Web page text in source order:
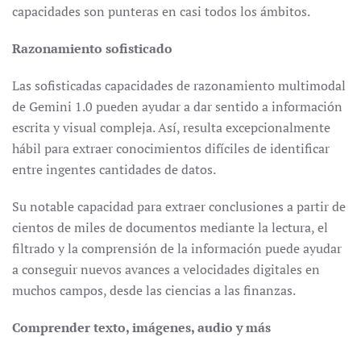
capacidades son punteras en casi todos los ámbitos.
Razonamiento sofisticado
Las sofisticadas capacidades de razonamiento multimodal
de Gemini 1.0 pueden ayudar a dar sentido a información
escrita y visual compleja. Así, resulta excepcionalmente
hábil para extraer conocimientos difíciles de identificar
entre ingentes cantidades de datos.
Su notable capacidad para extraer conclusiones a partir de
cientos de miles de documentos mediante la lectura, el
filtrado y la comprensión de la información puede ayudar
a conseguir nuevos avances a velocidades digitales en
muchos campos, desde las ciencias a las finanzas.
Comprender texto, imágenes, audio y más